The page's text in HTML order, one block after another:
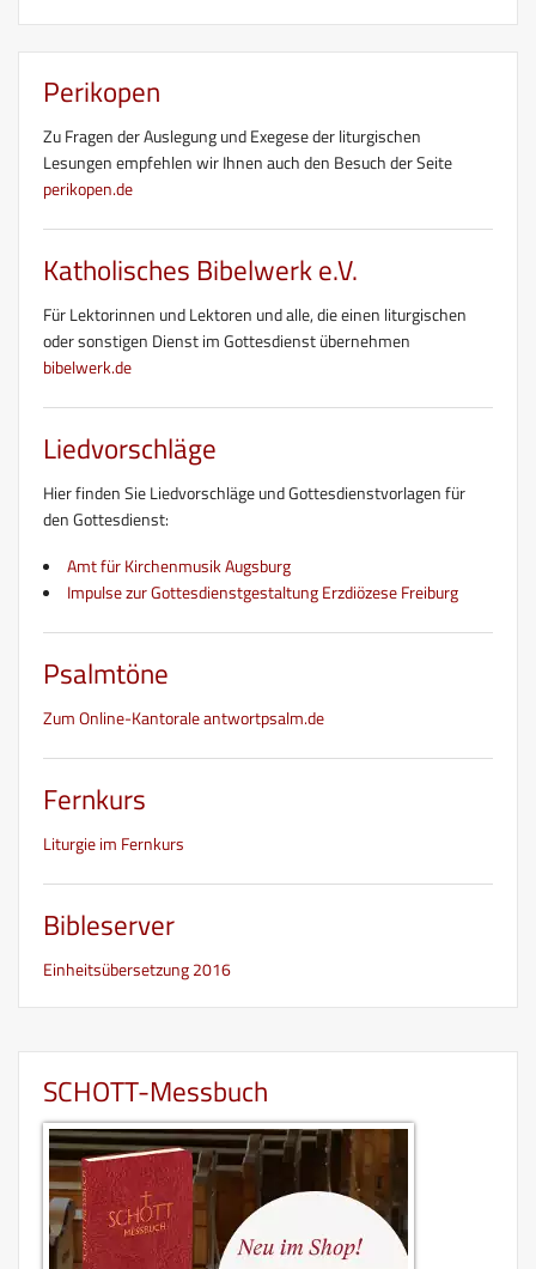
Perikopen
Zu Fragen der Auslegung und Exegese der liturgischen
Lesungen empfehlen wir Ihnen auch den Besuch der Seite
perikopen.de
Katholisches Bibelwerk e.V.
Für Lektorinnen und Lektoren und alle, die einen liturgischen
oder sonstigen Dienst im Gottesdienst übernehmen
bibelwerk.de
Liedvorschläge
Hier finden Sie Liedvorschläge und Gottesdienstvorlagen für
den Gottesdienst:
Amt für Kirchenmusik Augsburg
Impulse zur Gottesdienstgestaltung Erzdiözese Freiburg
Psalmtöne
Zum Online-Kantorale antwortpsalm.de
Fernkurs
Liturgie im Fernkurs
Bibleserver
Einheitsübersetzung 2016
SCHOTT-Messbuch